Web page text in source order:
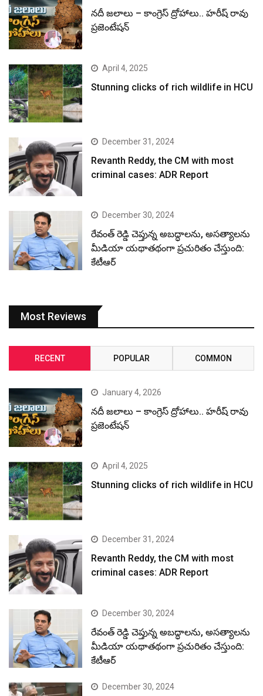
నదీ జలాలు – కాంగ్రెస్ ద్రోహాలు.. హరీష్ రావు
ప్రజెంటేషన్
April 4, 2025
Stunning clicks of rich wildlife in HCU
December 31, 2024
Revanth Reddy, the CM with most
criminal cases: ADR Report
December 30, 2024
రేవంత్ రెడ్డి చెప్తున్న అబద్ధాలను, అసత్యాలను
మీడియా యథాతథంగా ప్రచురితం చేస్తుంది:
కేటీఆర్
Most Reviews
RECENT POPULAR COMMON
January 4, 2026
నదీ జలాలు – కాంగ్రెస్ ద్రోహాలు.. హరీష్ రావు
ప్రజెంటేషన్
April 4, 2025
Stunning clicks of rich wildlife in HCU
December 31, 2024
Revanth Reddy, the CM with most
criminal cases: ADR Report
December 30, 2024
రేవంత్ రెడ్డి చెప్తున్న అబద్ధాలను, అసత్యాలను
మీడియా యథాతథంగా ప్రచురితం చేస్తుంది:
కేటీఆర్
December 30, 2024